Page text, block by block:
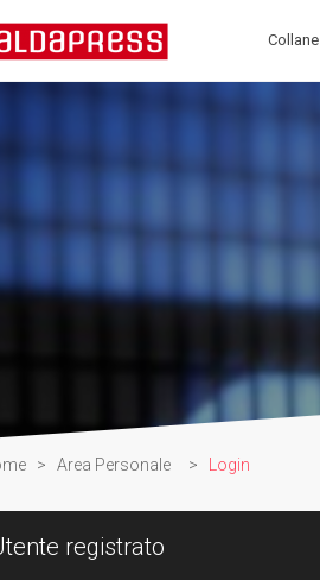
Collane
> Area Personale > Login
registrato